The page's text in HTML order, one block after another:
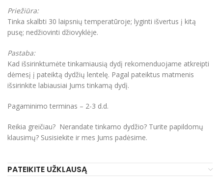
Priežiūra:
Tinka skalbti 30 laipsnių temperatūroje; lyginti išvertus į kitą
pusę; nedžiovinti džiovyklėje.
Pastaba:
Kad išsirinktumėte tinkamiausią dydį rekomenduojame atkreipti
dėmesį į pateiktą dydžių lentelę. Pagal pateiktus matmenis
išsirinkite labiausiai Jums tinkamą dydį.
Pagaminimo terminas – 2-3 d.d.
Reikia greičiau? Nerandate tinkamo dydžio? Turite papildomų
klausimų? Susisiekite ir mes Jums padėsime.
PATEIKITE UŽKLAUSĄ